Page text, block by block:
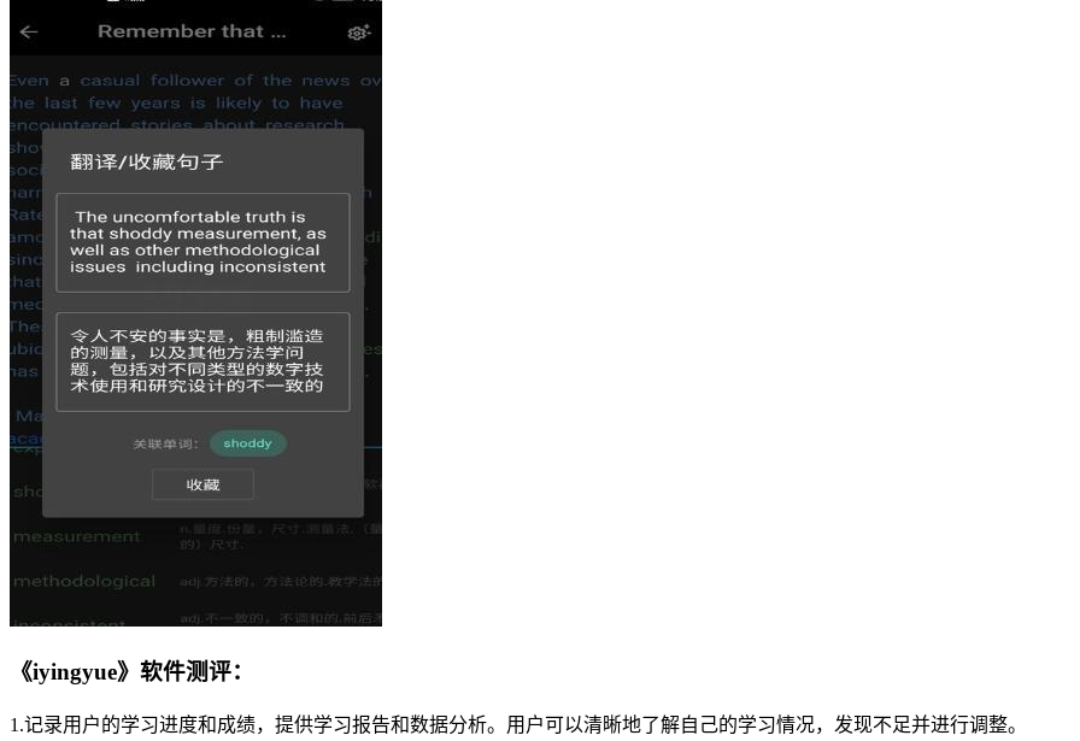
《iyingyue》软件测评：
1.记录用户的学习进度和成绩，提供学习报告和数据分析。用户可以清晰地了解自己的学习情况，发现不足并进行调整。